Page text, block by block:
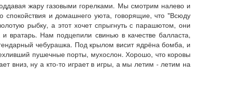
жару газовыми горелками. Мы смотрим налево и
и домашнего уюта, говорящие, что "Всюду
рыбку, а этот хочет спрыгнуть с парашютом, они
вратарь. Нам подцепили свинью в качестве балласта,
чебурашка. Под крылом висит ядрёна бомба, и
пушечные порты, мухослон. Хорошо, что коровы
вниз, ну а кто-то играет в игры, а мы летим - летим на